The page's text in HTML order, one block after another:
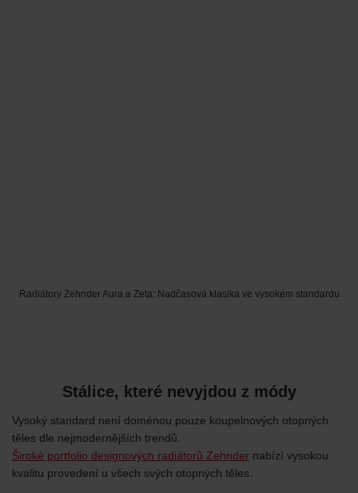
Radiátory Zehnder Aura a Zeta: Nadčasová klasika ve vysokém standardu
Stálice, které nevyjdou z módy
Vysoký standard není doménou pouze koupelnových otopných
těles dle nejmodernějších trendů.
Široké portfolio designových radiátorů Zehnder nabízí vysokou
kvalitu provedení u všech svých otopných těles.